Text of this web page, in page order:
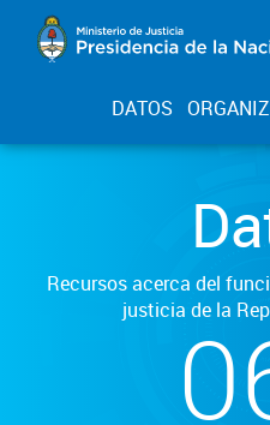
DATOS
Recursos acerca del
justicia de la